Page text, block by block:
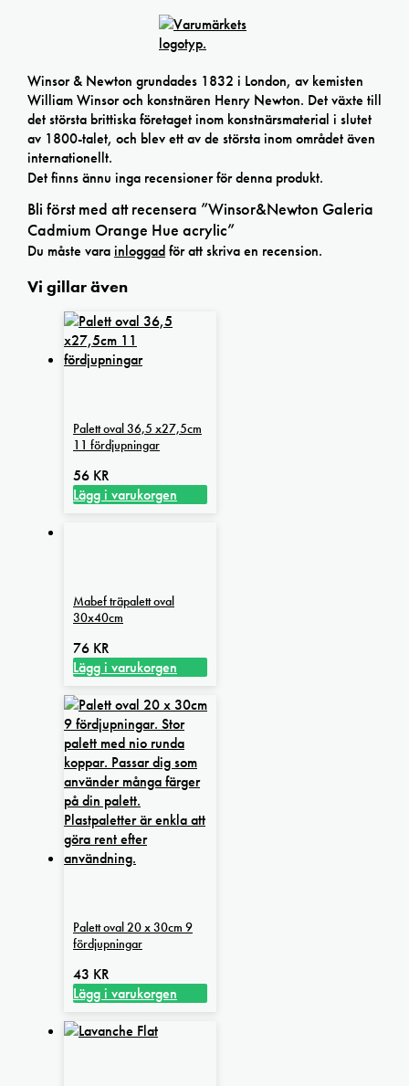
Winsor & Newton grundades 1832 i London, av kemisten
William Winsor och konstnären Henry Newton. Det växte till
det största brittiska företaget inom konstnärsmaterial i slutet
av 1800-talet, och blev ett av de största inom området även
internationellt.
Det finns ännu inga recensioner för denna produkt.
Bli först med att recensera ”Winsor&Newton Galeria
Cadmium Orange Hue acrylic”
Du måste varainloggadför att skriva en recension.
Vi gillar även
Palett oval 36,5 x27,5cm
11 fördjupningar
56 KR
Lägg i varukorgen
Mabef träpalett oval
30x40cm
76 KR
Lägg i varukorgen
Palett oval 20 x 30cm 9
fördjupningar
43 KR
Lägg i varukorgen